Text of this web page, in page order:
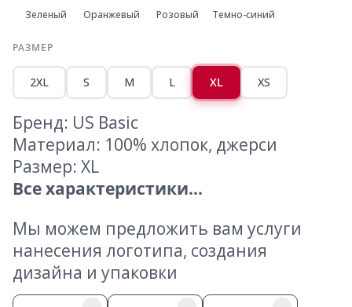
Зеленый Оранжевый Розовый Темно-синий
РАЗМЕР
2XL S M L XL XS
Бренд: US Basic
Материал: 100% хлопок, джерси
Размер: XL
Все характеристики...
Мы можем предложить вам услуги
нанесения логотипа, создания
дизайна и упаковки